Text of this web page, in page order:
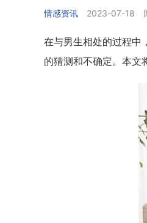
情感资讯 2023-07-18
在与男生相处的过程中
的猜测和不确定。本文